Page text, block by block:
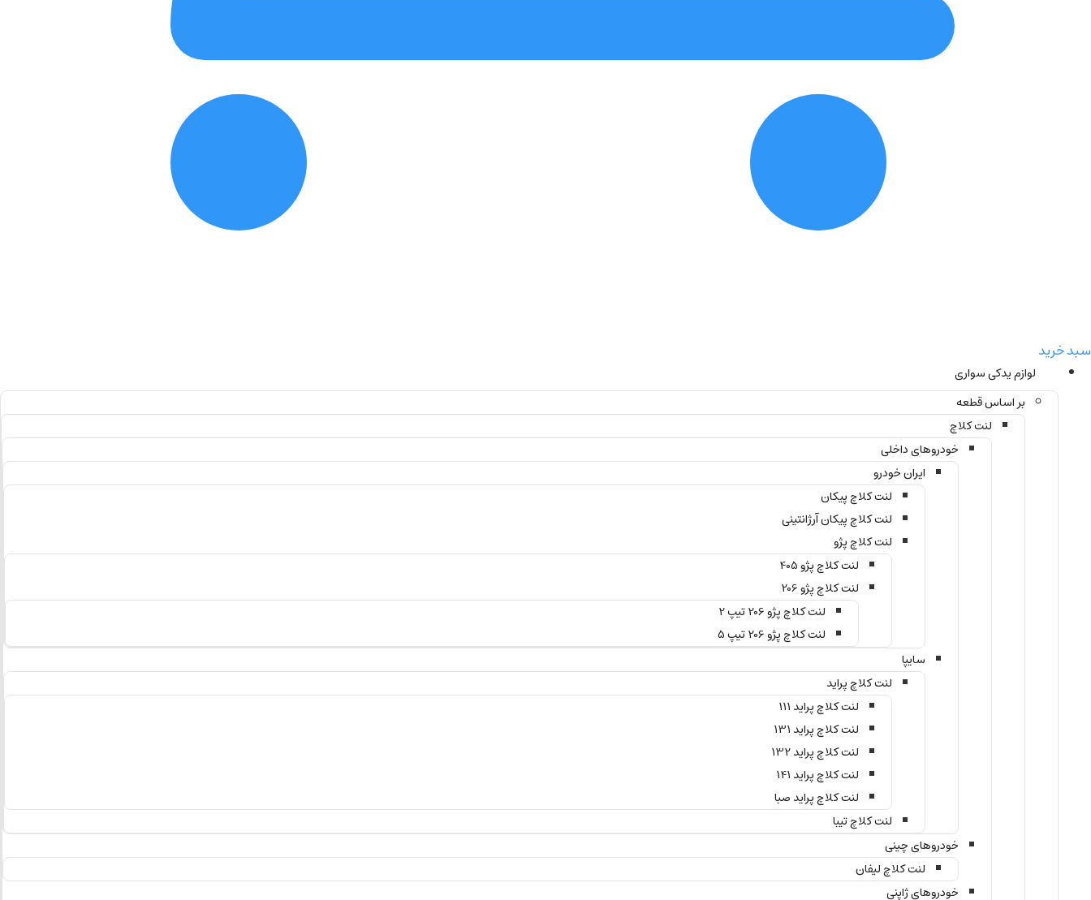
سبد خرید
لوازم یدکی سواری
بر اساس قطعه
لنت کلاچ
خودروهای داخلی
ایران خودرو
لنت کلاچ پیکان
لنت کلاچ پیکان آرژانتینی
لنت کلاچ پژو
لنت کلاچ پژو 405
لنت کلاچ پژو 206
لنت کلاچ پژو 206 تیپ 2
لنت کلاچ پژو 206 تیپ 5
سایپا
لنت کلاچ پراید
لنت کلاچ پراید 111
لنت کلاچ پراید 131
لنت کلاچ پراید 132
لنت کلاچ پراید 141
لنت کلاچ پراید صبا
لنت کلاچ تیبا
خودروهای چینی
لنت کلاچ لیفان
خودروهای ژاپنی